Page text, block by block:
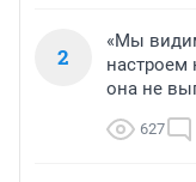
2
«Мы
настроем
она не
627